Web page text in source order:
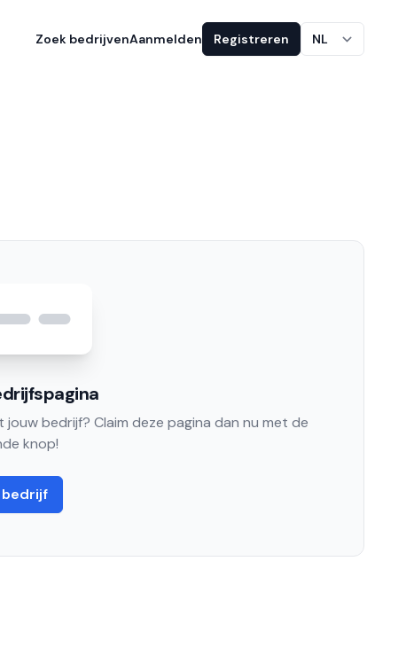
Zoek bedrijvenAanmelden Registreren NL
bedrijf? Claim deze pagina dan nu met de
knop!
bedrijf